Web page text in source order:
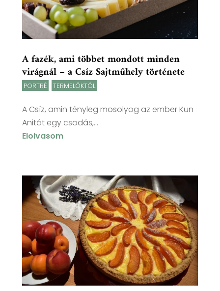
A fazék, ami többet mondott minden
virágnál – a Csíz Sajtműhely története
PORTRÉ TERMELŐKTŐL
A Csíz, amin tényleg mosolyog az ember Kun
Anitát egy csodás,...
Elolvasom